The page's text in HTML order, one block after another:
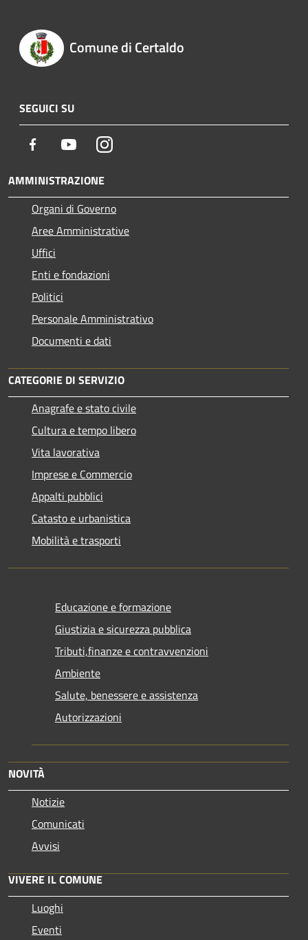
Comune di Certaldo
SEGUICI SU
Facebook YoutubeInstagram
AMMINISTRAZIONE
Organi di Governo
Aree Amministrative
Uffici
Enti e fondazioni
Politici
Personale Amministrativo
Documenti e dati
CATEGORIE DI SERVIZIO
Anagrafe e stato civile
Cultura e tempo libero
Vita lavorativa
Imprese e Commercio
Appalti pubblici
Catasto e urbanistica
Mobilità e trasporti
Educazione e formazione
Giustizia e sicurezza pubblica
Tributi,finanze e contravvenzioni
Ambiente
Salute, benessere e assistenza
Autorizzazioni
NOVITÀ
Notizie
Comunicati
Avvisi
VIVERE IL COMUNE
Luoghi
Eventi